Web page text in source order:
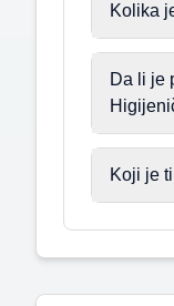
Kolika
Da li je
Koji je